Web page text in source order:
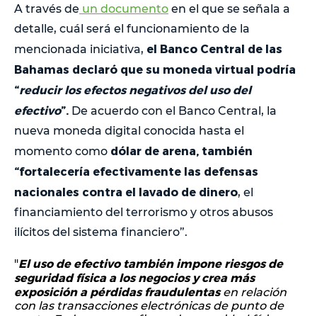
A través de un documento en el que se señala a
detalle, cuál será el funcionamiento de la
mencionada iniciativa, el Banco Central de las
Bahamas declaró que su moneda virtual podría
“reducir los efectos negativos del uso del
efectivo”. De acuerdo con el Banco Central, la
nueva moneda digital conocida hasta el
momento como dólar de arena, también
“fortalecería efectivamente las defensas
nacionales contra el lavado de dinero, el
financiamiento del terrorismo y otros abusos
ilícitos del sistema financiero”.
"El uso de efectivo también impone riesgos de
seguridad física a los negocios y crea más
exposición a pérdidas fraudulentasen relación
con las transacciones electrónicas de punto de